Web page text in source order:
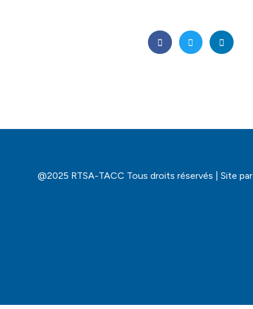
@2025 RTSA-TACC Tous droits réservés | Site par